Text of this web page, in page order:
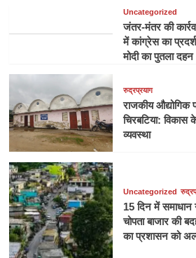
Uncategorized
जंतर-मंतर की
में कांग्रेस का
मोदी का पुतला दहन
रुद्रप्रयाग
राजकीय औद्योगिक
चिरबटिया: विकास
व्यवस्था
Uncategorized
15 दिन में
चोपता बाजार की
का प्रशासन को